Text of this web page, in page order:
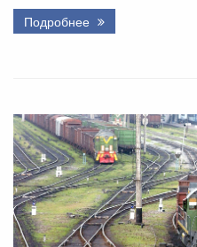
Подробнее